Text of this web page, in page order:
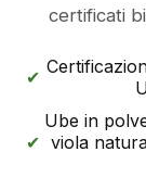
certificati
✔
✔
Ube in
viola